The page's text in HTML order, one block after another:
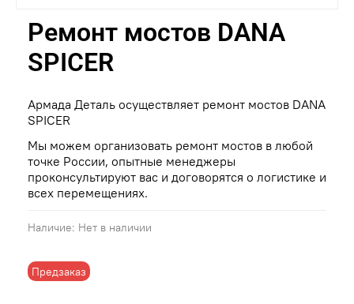
Наличие: Нет в наличии
Предзаказ
Ремонт мостов DANA
SPICER
Армада Деталь осуществляет ремонт мостов DANA
SPICER
Мы можем организовать ремонт мостов в любой
точке России, опытные менеджеры
проконсультируют вас и договорятся о логистике и
всех перемещениях.